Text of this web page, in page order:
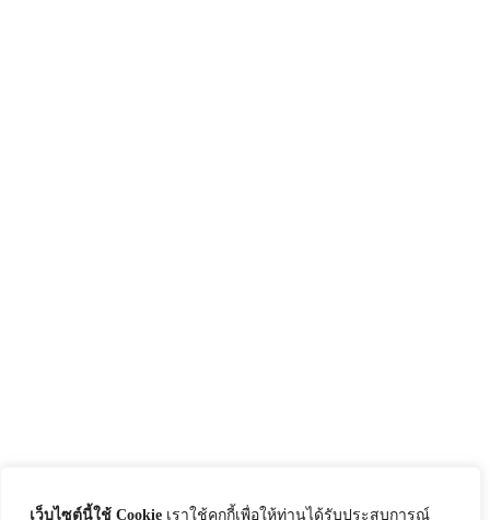
เว็บไซต์นี้ใช้ Cookie เราใช้คุกกี้เพื่อให้ท่านได้รับประสบการณ์